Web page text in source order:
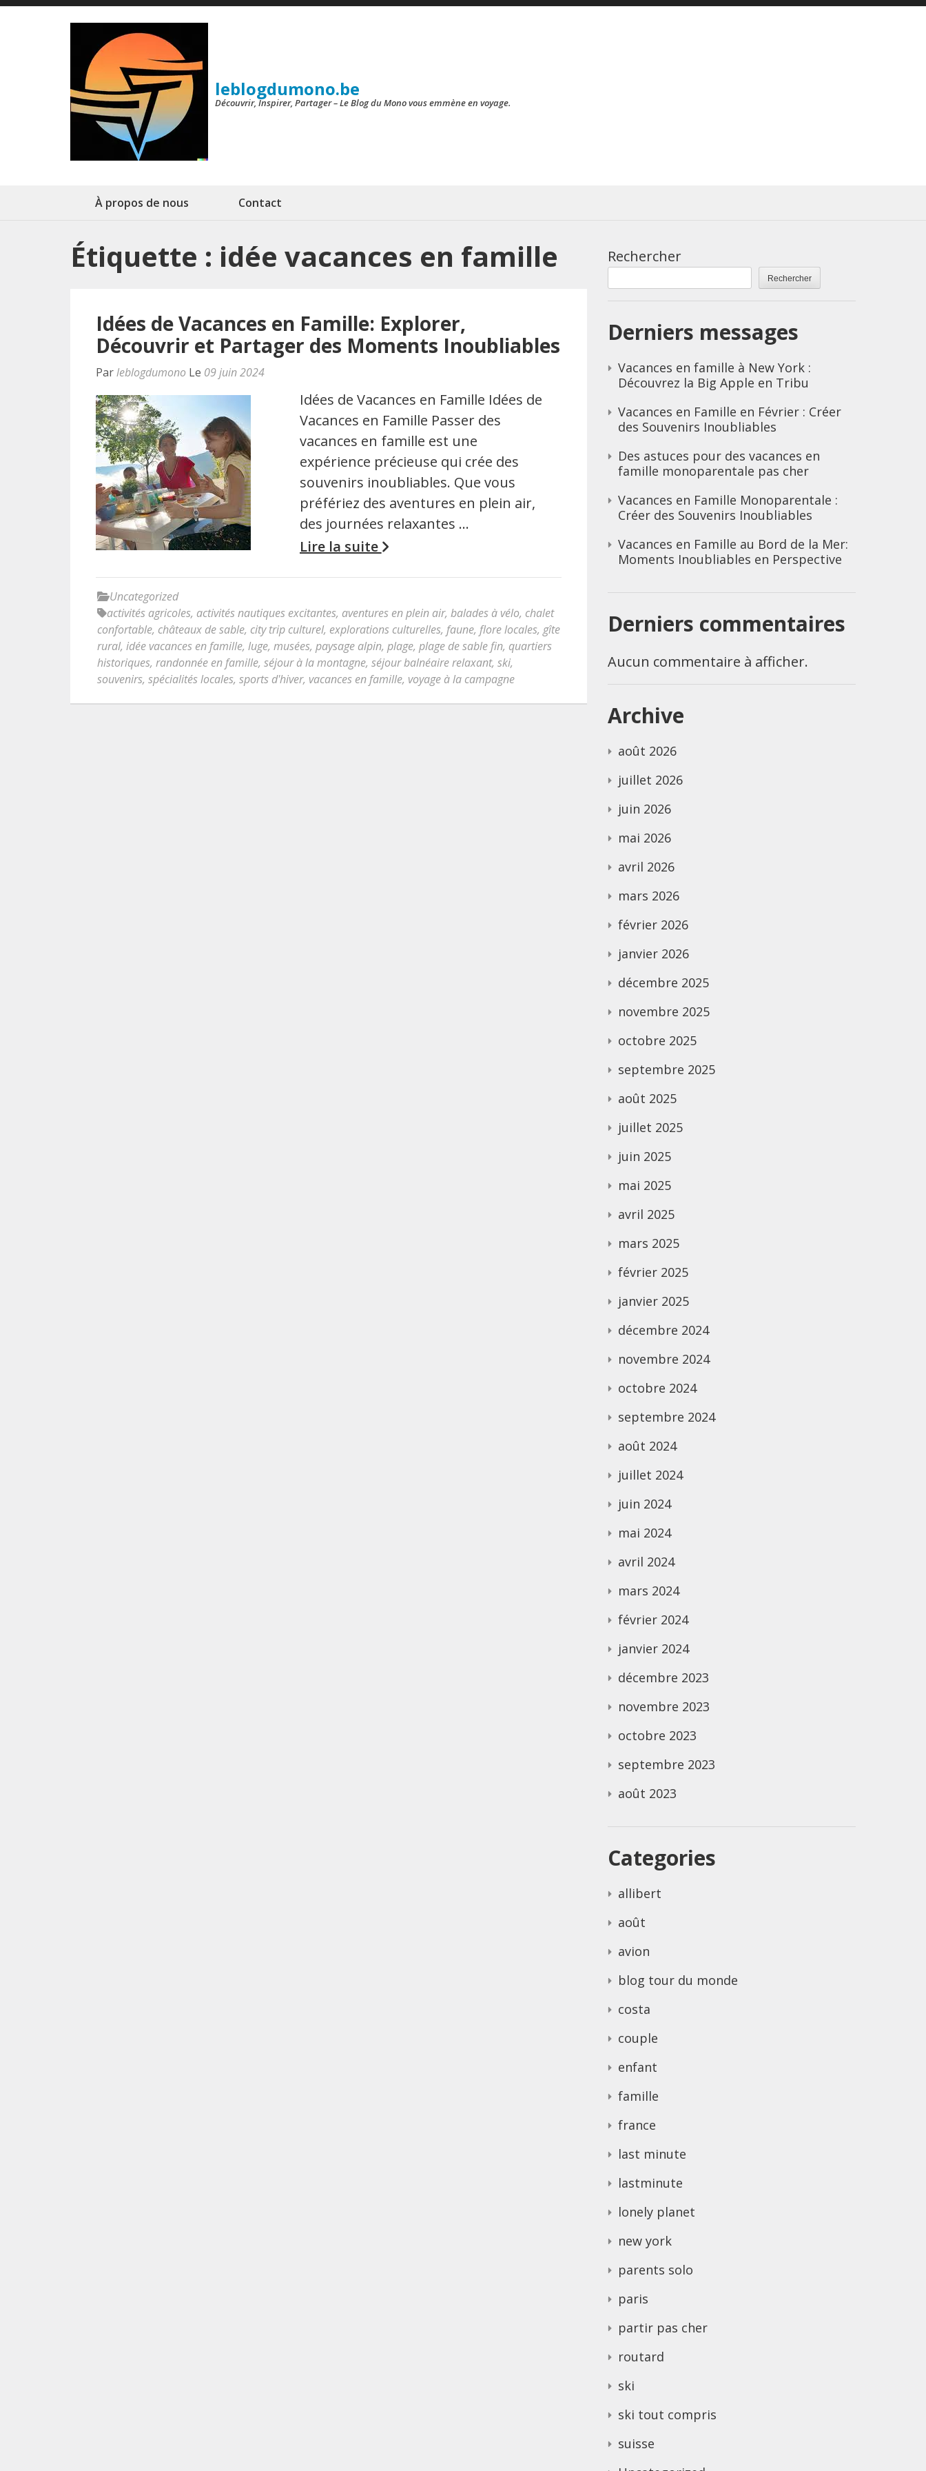
Aller
leblogdumono.be
Découvrir, Inspirer, Partager – Le Blog du Mono vous emmène en voyage.
À propos de nous Contact
Étiquette : idée vacances en famille
Idées de Vacances en Famille: Explorer,
Découvrir et Partager des Moments Inoubliables
Parleblogdumono Le 09 juin 2024
Idées de Vacances en Famille Idées de
Vacances en Famille Passer des
vacances en famille est une
expérience précieuse qui crée des
souvenirs inoubliables. Que vous
préfériez des aventures en plein air,
des journées relaxantes …
Lire la suite
Uncategorized
activités agricoles, activités nautiques excitantes, aventures en plein air, balades à vélo, chalet
confortable, châteaux de sable, city trip culturel, explorations culturelles, faune, flore locales, gîte
rural, idée vacances en famille, luge, musées, paysage alpin, plage, plage de sable fin, quartiers
historiques, randonnée en famille, séjour à la montagne, séjour balnéaire relaxant, ski,
souvenirs, spécialités locales, sports d'hiver, vacances en famille, voyage à la campagne
Rechercher
Rechercher
Derniers messages
Vacances en famille à New York :
Découvrez la Big Apple en Tribu
Vacances en Famille en Février : Créer
des Souvenirs Inoubliables
Des astuces pour des vacances en
famille monoparentale pas cher
Vacances en Famille Monoparentale :
Créer des Souvenirs Inoubliables
Vacances en Famille au Bord de la Mer:
Moments Inoubliables en Perspective
Derniers commentaires
Aucun commentaire à afficher.
Archive
août 2026
juillet 2026
juin 2026
mai 2026
avril 2026
mars 2026
février 2026
janvier 2026
décembre 2025
novembre 2025
octobre 2025
septembre 2025
août 2025
juillet 2025
juin 2025
mai 2025
avril 2025
mars 2025
février 2025
janvier 2025
décembre 2024
novembre 2024
octobre 2024
septembre 2024
août 2024
juillet 2024
juin 2024
mai 2024
avril 2024
mars 2024
février 2024
janvier 2024
décembre 2023
novembre 2023
octobre 2023
septembre 2023
août 2023
Categories
allibert
août
avion
blog tour du monde
costa
couple
enfant
famille
france
last minute
lastminute
lonely planet
new york
parents solo
paris
partir pas cher
routard
ski
ski tout compris
suisse